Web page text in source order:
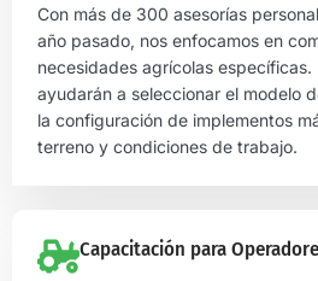
Con más de 300 asesorías
año pasado, nos enfocamos en
necesidades agrícolas
ayudarán a seleccionar el modelo
la configuración de implementos
terreno y condiciones de trabajo.
Capacitación para